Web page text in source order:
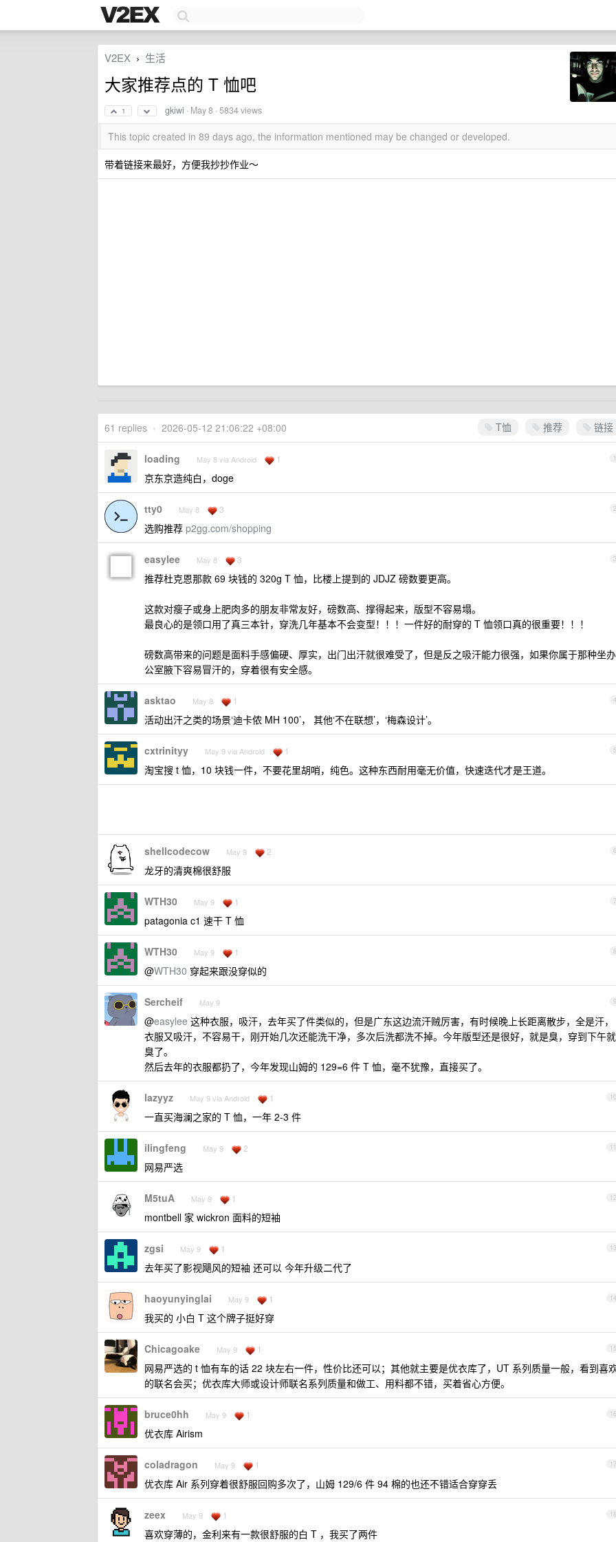
V2EX › 生活
大家推荐点的 T 恤吧
1 gkiwi · May 8 · 5834 views
This topic created in 89 days ago, the information mentioned may be changed or developed.
带着链接来最好，方便我抄抄作业～
T恤 推荐 链接
61 replies • 2026-05-12 21:06:22 +08:00
1
loading May 8 via Android 1
京东京造纯白，doge
2
tty0 May 8 3
选购推荐 p2gg.com/shopping
3
easylee May 8 3
推荐杜克恩那款 69 块钱的 320g T 恤，比楼上提到的 JDJZ 磅数要更高。
这款对瘦子或身上肥肉多的朋友非常友好，磅数高、撑得起来，版型不容易塌。
最良心的是领口用了真三本针，穿洗几年基本不会变型！！！一件好的耐穿的 T 恤领口真的很重要！！！
磅数高带来的问题是面料手感偏硬、厚实，出门出汗就很难受了，但是反之吸汗能力很强，如果你属于那种坐办
公室腋下容易冒汗的，穿着很有安全感。
4
asktao May 8 1
活动出汗之类的场景‘迪卡侬 MH 100’， 其他‘不在联想’，‘梅森设计’。
5
cxtrinityy May 9 via Android 1
淘宝搜 t 恤，10 块钱一件，不要花里胡哨，纯色。这种东西耐用毫无价值，快速迭代才是王道。
6
shellcodecow May 9 2
龙牙的清爽棉很舒服
7
WTH30 May 9 1
patagonia c1 速干 T 恤
8
WTH30 May 9 1
@WTH30 穿起来跟没穿似的
9
Sercheif May 9
@easylee 这种衣服，吸汗，去年买了件类似的，但是广东这边流汗贼厉害，有时候晚上长距离散步，全是汗，
衣服又吸汗，不容易干，刚开始几次还能洗干净，多次后洗都洗不掉。今年版型还是很好，就是臭，穿到下午就
臭了。
然后去年的衣服都扔了，今年发现山姆的 129=6 件 T 恤，毫不犹豫，直接买了。
10
lazyyz May 9 via Android 1
一直买海澜之家的 T 恤，一年 2-3 件
11
ilingfeng May 9 2
网易严选
12
M5tuA May 9 1
montbell 家 wickron 面料的短袖
13
zgsi May 9 1
去年买了影视飓风的短袖 还可以 今年升级二代了
14
haoyunyinglai May 9 1
我买的 小白 T 这个牌子挺好穿
15
Chicagoake May 9 1
网易严选的 t 恤有车的话 22 块左右一件，性价比还可以；其他就主要是优衣库了，UT 系列质量一般，看到喜
的联名会买；优衣库大师或设计师联名系列质量和做工、用料都不错，买着省心方便。
16
bruce0hh May 9 1
优衣库 Airism
17
coladragon May 9 1
优衣库 Air 系列穿着很舒服回购多次了，山姆 129/6 件 94 棉的也还不错适合穿穿丢
18
zeex May 9 1
喜欢穿薄的，金利来有一款很舒服的白 T ，我买了两件